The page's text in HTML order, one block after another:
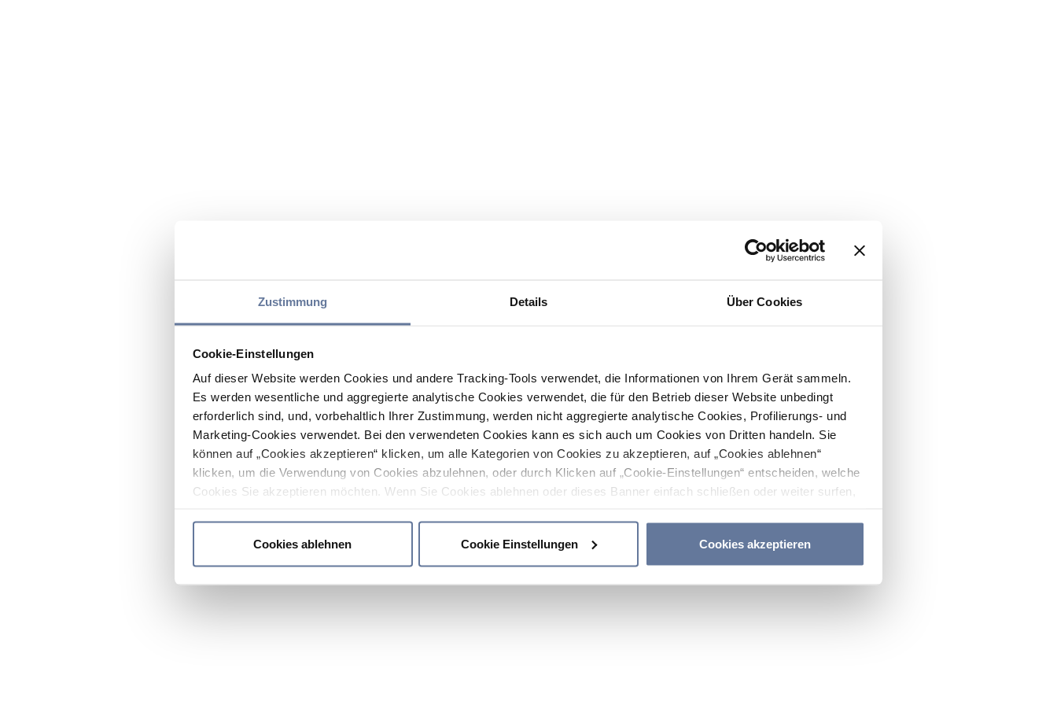
Zustimmung Details Über Cookies
Cookie-Einstellungen
Auf dieser Website werden Cookies und andere Tracking-Tools verwendet, die Informationen von Ihrem Gerät sammeln.
Es werden wesentliche und aggregierte analytische Cookies verwendet, die für den Betrieb dieser Website unbedingt
erforderlich sind, und, vorbehaltlich Ihrer Zustimmung, werden nicht aggregierte analytische Cookies, Profilierungs- und
Marketing-Cookies verwendet. Bei den verwendeten Cookies kann es sich auch um Cookies von Dritten handeln. Sie
können auf „Cookies akzeptieren“ klicken, um alle Kategorien von Cookies zu akzeptieren, auf „Cookies ablehnen“
klicken, um die Verwendung von Cookies abzulehnen, oder durch Klicken auf „Cookie-Einstellungen“ entscheiden, welche
Cookies Sie akzeptieren möchten. Wenn Sie Cookies ablehnen oder dieses Banner einfach schließen oder weiter surfen,
Cookies ablehnen
Cookie Einstellungen Cookies akzeptieren